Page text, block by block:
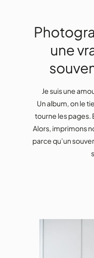
une
Je suis une
Un album, on le
tourne les pages.
Alors, imprimons
parce qu’un